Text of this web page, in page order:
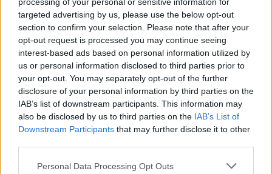
targeted advertising by us, please use the below opt-out
section to confirm your selection. Please note that after your
opt-out request is processed you may continue seeing
interest-based ads based on personal information utilized by
us or personal information disclosed to third parties prior to
your opt-out. You may separately opt-out of the further
disclosure of your personal information by third parties on the
IAB’s list of downstream participants. This information may
also be disclosed by us to third parties on the IAB’s List of
Downstream Participants that may further disclose it to other
Personal Data Processing Opt Outs
μικρός κύκλος από πολυμερή
πηλό
Διαθέσιμα Χρώματα: 19
Βραχιόλια
Κωδικός:10.16.100024-1
Σύνδεση για να δείτε τις
τιμές
μικρός κύκλος από πολυμερή
πηλό
Διαθέσιμα Χρώματα: 19
Βραχιόλια
Κωδικός:10.16.100024
Σύνδεση για να δείτε τις
τιμές